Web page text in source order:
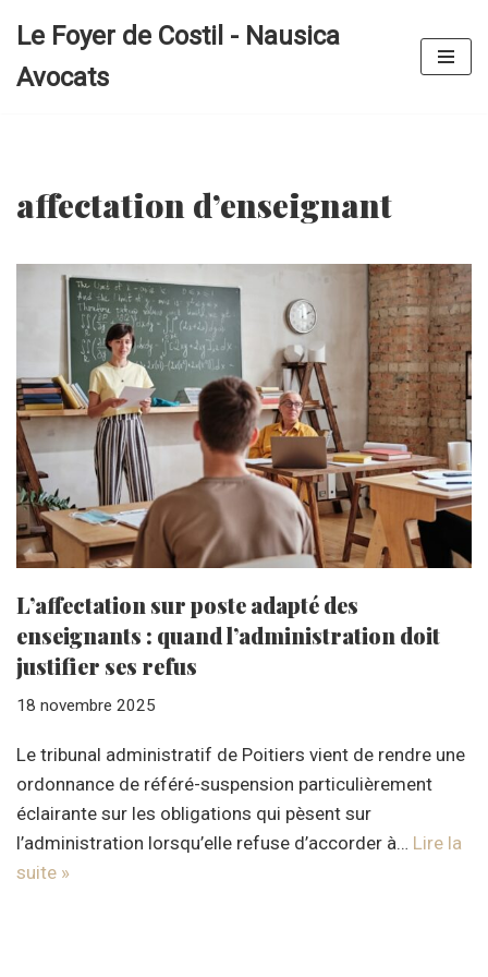
au
Le Foyer de Costil - Nausica
Avocats
affectation d’enseignant
L’affectation sur poste adapté des
enseignants : quand l’administration doit
justifier ses refus
18 novembre 2025
Le tribunal administratif de Poitiers vient de rendre une
ordonnance de référé-suspension particulièrement
éclairante sur les obligations qui pèsent sur
l’administration lorsqu’elle refuse d’accorder à… Lire la
suite »